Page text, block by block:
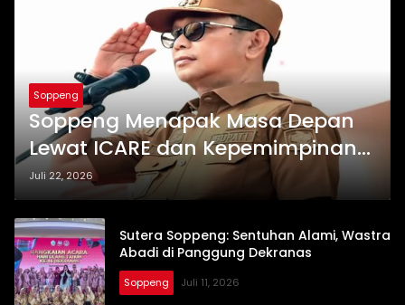
Soppeng
Soppeng Menapak Masa Depan
Lewat ICARE dan Kepemimpinan
yang Membumi
Juli 22, 2026
Sutera Soppeng: Sentuhan Alami, Wastra
Abadi di Panggung Dekranas
Soppeng Juli 11, 2026